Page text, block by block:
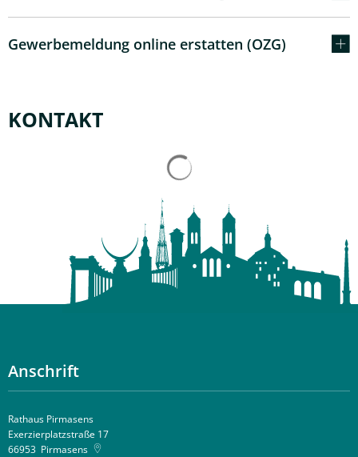
Gewerbemeldung online erstatten (OZG)
KONTAKT
Anschrift
Rathaus Pirmasens
Exerzierplatzstraße 17
66953 Pirmasens